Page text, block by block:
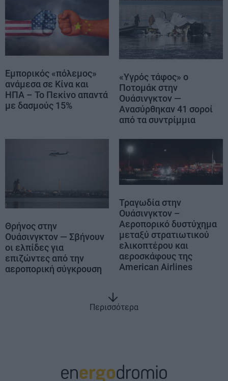
Εμπορικός «πόλεμος»
ανάμεσα σε Κίνα και
ΗΠΑ – Το Πεκίνο απαντά
με δασμούς 15%
«Υγρός τάφος» ο
Ποτομάκ στην
Ουάσινγκτον —
Ανασύρθηκαν 41 σοροί
από τα συντρίμμια
Θρήνος στην
Ουάσινγκτον — Σβήνουν
οι ελπίδες για
επιζώντες από την
αεροπορική σύγκρουση
Τραγωδία στην
Ουάσινγκτον –
Αεροπορικό δυστύχημα
μεταξύ στρατιωτικού
ελικοπτέρου και
αεροσκάφους της
American Airlines
Περισσότερα